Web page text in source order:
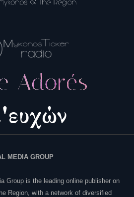
MEDIA GROUP
Group is the leading online publisher on
Region, with a network of diversified